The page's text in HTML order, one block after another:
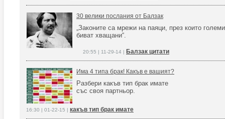
30 велики послания от Балзак
„Законите са мрежи на паяци, през които
биват хващани“.
20:55 | 11-29-14 | Балзак цитати
Има 4 типа брак! Какъв е вашият?
Разбери какъв тип брак имате
със своя партньор.
16:30 | 01-22-15 | какъв тип брак имате